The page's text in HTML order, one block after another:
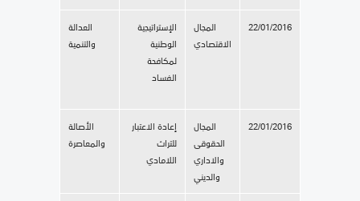
العدالة
والتنمية
الإستراتيجية
الوطنية
لمكافحة
الفساد
المجال
الاقتصادي
22/01/2016
الأصالة
والمعاصرة
إعادة الاعتبار
للتراث
اللامادي
المجال
الحقوقى
والاداري
والديني
22/01/2016